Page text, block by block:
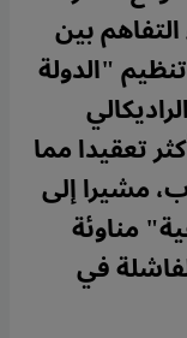
بين
"الدولة
تعقيدا مما
مشيرا إلى
مناوئة
في